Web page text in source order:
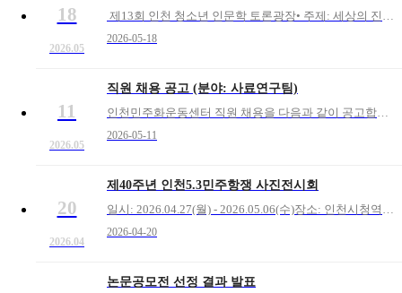
18
2026.05
제13회 인천 청소년 인문학 토론광장• 주제: 세상의 진실에 다가갈 수 있는가?• 신청 기한: 2026. 05. 27(수) ~ 06. 10(수)• 상세 안내: 첨부된 PDF파일, 웹자보 속 QR코드로 접속(네이버 렌즈 이용)
2026-05-18
11
2026.05
직원 채용 공고 (분야: 사료연구팀)
인천민주화운동센터 직원 채용을 다음과 같이 공고합니다.1. 채용분야 채용분야 인원 근무기간 업무 비고 연구팀장 1명 2026.06.01~ 1.
2026-05-11
20
2026.04
제40주년 인천5.3민주항쟁 사진전시회
일시: 2026.04.27(월) - 2026.05.06(수)장소: 인천시청역사
2026-04-20
논문공모전 선정 결과 발표